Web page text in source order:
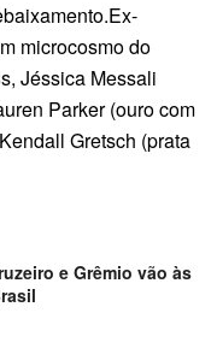
microcosmo do
Jéssica Messali
Parker (ouro com
Gretsch (prata
e Grêmio vão às